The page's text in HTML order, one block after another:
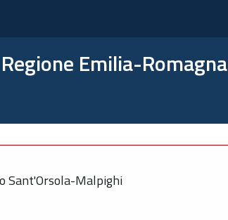
Emilia-Romagna
Sant'Orsola-Malpighi